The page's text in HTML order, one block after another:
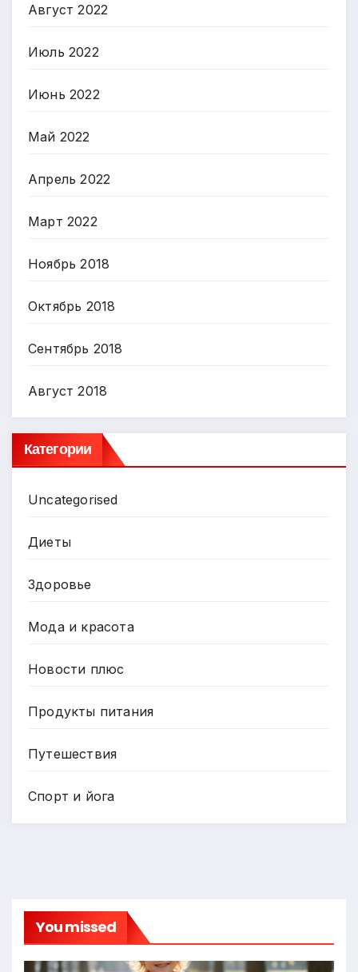
Август 2022
Июль 2022
Июнь 2022
Май 2022
Апрель 2022
Март 2022
Ноябрь 2018
Октябрь 2018
Сентябрь 2018
Август 2018
Категории
Uncategorised
Диеты
Здоровье
Мода и красота
Новости плюс
Продукты питания
Путешествия
Спорт и йога
You missed